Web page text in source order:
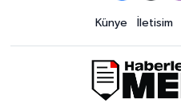
Künye İletisim